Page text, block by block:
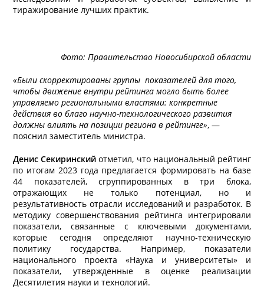
тиражирование лучших практик.
Фото: Правительство Новосибирской области
«Были скорректированы группы показателей для того,
чтобы движение внутри рейтинга могло быть более
управляемо региональными властями: конкретные
действия во благо научно-технологического развития
должны влиять на позиции региона в рейтинге», —
пояснил заместитель министра.
Денис Секиринский отметил, что национальный рейтинг
по итогам 2023 года предлагается формировать на базе
44 показателей, сгруппированных в три блока,
отражающих не только потенциал, но и
результативность отрасли исследований и разработок. В
методику совершенствования рейтинга интегрировали
показатели, связанные с ключевыми документами,
которые сегодня определяют научно-техническую
политику государства. Например, показатели
национального проекта «Наука и университеты» и
показатели, утвержденные в оценке реализации
Десятилетия науки и технологий.